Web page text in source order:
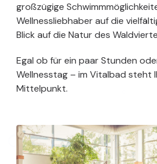
großzügige
Wellnessliebhaber auf die
Blick auf die Natur des
Egal ob für ein paar Stunden
Wellnesstag – im Vitalbad steht
Mittelpunkt.